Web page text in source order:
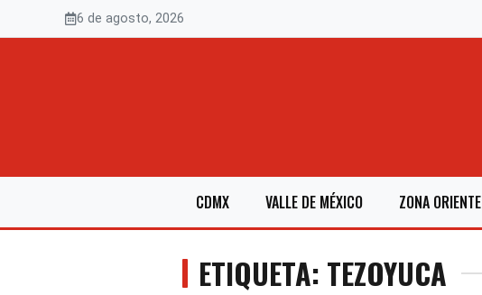
6 de agosto, 2026
CDMX VALLE DE MÉXICO ZONA ORIENTE
ETIQUETA: TEZOYUCA